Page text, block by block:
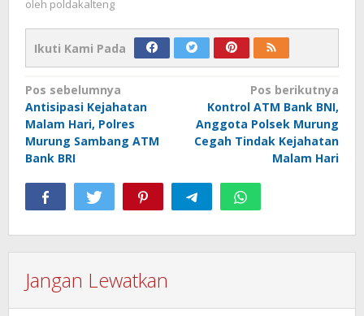
oleh poldakalteng
Ikuti Kami Pada
Navigasi
pos
Pos sebelumnya
Antisipasi Kejahatan
Malam Hari, Polres
Murung Sambang ATM
Bank BRI
Pos berikutnya
Kontrol ATM Bank BNI,
Anggota Polsek Murung
Cegah Tindak Kejahatan
Malam Hari
Jangan Lewatkan